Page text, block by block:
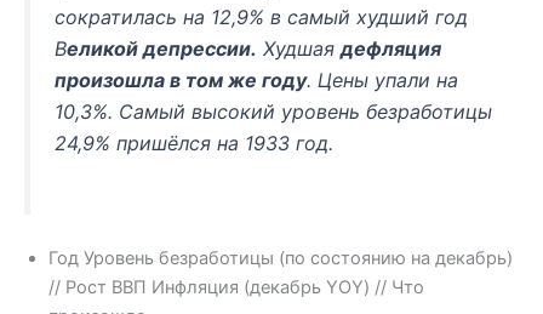
сократилась на 12,9% в самый худший год
Великой депрессии. Худшаядефляция
произошла в том же году. Цены упали на
10,3%. Самый высокий уровень безработицы
24,9% пришёлся на 1933 год.
Год Уровень безработицы (по состоянию на декабрь)
// Рост ВВП Инфляция (декабрь YOY) // Что